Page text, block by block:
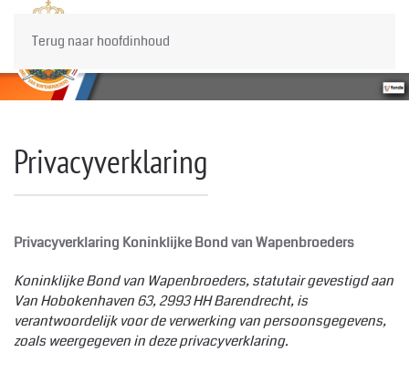
Terug naar hoofdinhoud
Privacyverklaring
Privacyverklaring KoninklijkeBond van Wapenbroeders
KoninklijkeBond van Wapenbroeders, statutair gevestigd aan
Van Hobokenhaven 63, 2993 HH Barendrecht, is
verantwoordelijk voor de verwerking van persoonsgegevens,
zoals weergegeven in deze privacyverklaring.